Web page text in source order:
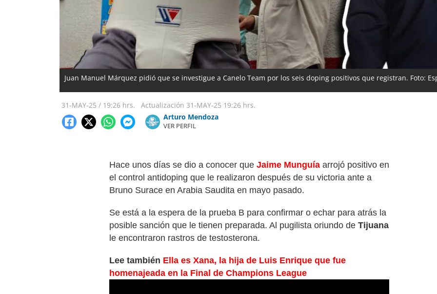
Juan Manuel Márquez pidió que se investigue a Canelo Team por los seis doping positivos que registran. Foto:
31-MAY-25 / 19:26 hrs. Actualización 31-MAY-25 19:26 hrs.
Arturo Mendoza
VER PERFIL
Hace unos días se dio a conocer que Jaime Munguía arrojó positivo en
el control antidoping que le realizaron después de su victoria ante a
Bruno Surace en Arabia Saudita en mayo pasado.
Se está a la espera de la prueba B para confirmar o echar para atrás la
posible sanción que le tienen preparada. Al pugilista oriundo de Tijuana
le encontraron rastros de testosterona.
Lee también Ella es Xana, la hija de Luis Enrique que fue
homenajeada en la Final de Champions League